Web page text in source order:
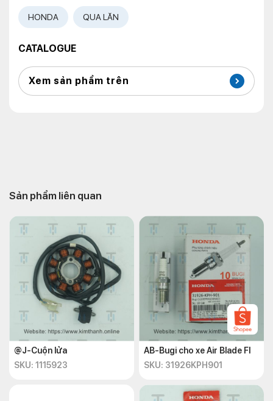
HONDA QUA LĂN
CATALOGUE
Xem sản phẩm trên
Sản phẩm liên quan
@J-Cuộn lửa
SKU: 1115923
AB-Bugi cho xe Air Blade FI
SKU: 31926KPH901